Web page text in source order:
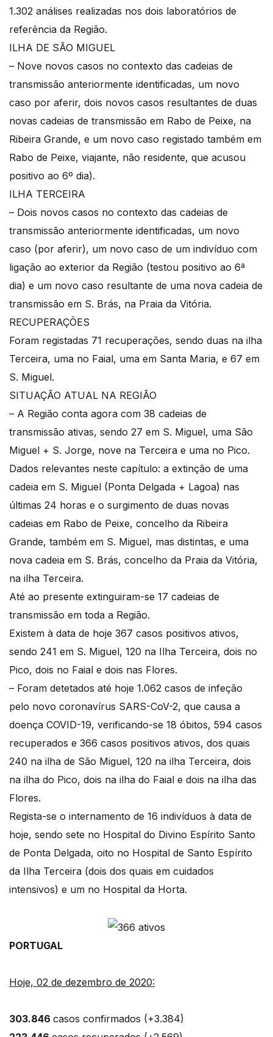
1.302 análises realizadas nos dois laboratórios de
referência da Região.
ILHA DE SÃO MIGUEL
– Nove novos casos no contexto das cadeias de
transmissão anteriormente identificadas, um novo
caso por aferir, dois novos casos resultantes de duas
novas cadeias de transmissão em Rabo de Peixe, na
Ribeira Grande, e um novo caso registado também em
Rabo de Peixe, viajante, não residente, que acusou
positivo ao 6º dia).
ILHA TERCEIRA
– Dois novos casos no contexto das cadeias de
transmissão anteriormente identificadas, um novo
caso (por aferir), um novo caso de um indivíduo com
ligação ao exterior da Região (testou positivo ao 6ª
dia) e um novo caso resultante de uma nova cadeia de
transmissão em S. Brás, na Praia da Vitória.
RECUPERAÇÕES
Foram registadas 71 recuperações, sendo duas na ilha
Terceira, uma no Faial, uma em Santa Maria, e 67 em
S. Miguel.
SITUAÇÃO ATUAL NA REGIÃO
– A Região conta agora com 38 cadeias de
transmissão ativas, sendo 27 em S. Miguel, uma São
Miguel + S. Jorge, nove na Terceira e uma no Pico.
Dados relevantes neste capítulo: a extinção de uma
cadeia em S. Miguel (Ponta Delgada + Lagoa) nas
últimas 24 horas e o surgimento de duas novas
cadeias em Rabo de Peixe, concelho da Ribeira
Grande, também em S. Miguel, mas distintas, e uma
nova cadeia em S. Brás, concelho da Praia da Vitória,
na ilha Terceira.
Até ao presente extinguiram-se 17 cadeias de
transmissão em toda a Região.
Existem à data de hoje 367 casos positivos ativos,
sendo 241 em S. Miguel, 120 na Ilha Terceira, dois no
Pico, dois no Faial e dois nas Flores.
– Foram detetados até hoje 1.062 casos de infeção
pelo novo coronavírus SARS-CoV-2, que causa a
doença COVID-19, verificando-se 18 óbitos, 594 casos
recuperados e 366 casos positivos ativos, dos quais
240 na ilha de São Miguel, 120 na ilha Terceira, dois
na ilha do Pico, dois na ilha do Faial e dois na ilha das
Flores.
Regista-se o internamento de 16 indivíduos à data de
hoje, sendo sete no Hospital do Divino Espírito Santo
de Ponta Delgada, oito no Hospital de Santo Espírito
da Ilha Terceira (dois dos quais em cuidados
intensivos) e um no Hospital da Horta.
PORTUGAL
Hoje, 02 de dezembro de 2020:
303.846 casos confirmados (+3.384)